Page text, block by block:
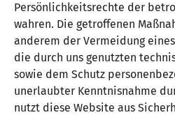
Persönlichkeitsrechte der
wahren. Die getroffenen
anderem der Vermeidung
die durch uns genutzten
sowie dem Schutz
unerlaubter Kenntnisnahme
nutzt diese Website aus